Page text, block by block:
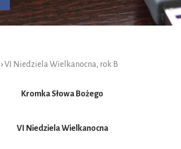
›VI Niedziela Wielkanocna, rok B
Kromka Słowa Bożego
VI Niedziela Wielkanocna